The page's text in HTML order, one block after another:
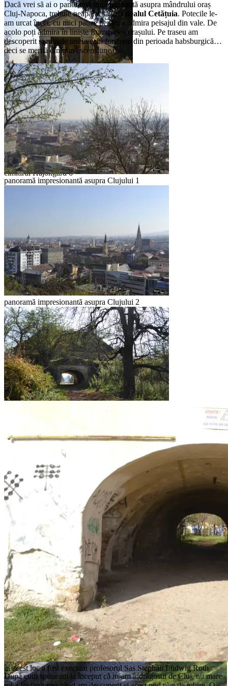
cimitirul Hajongard 3
cimitirul Hajongard 5
cimitirul Hajongard 6
Dacă vrei să ai o panoramă impresionantă asupra mândrului oraș
Cluj-Napoca, trebuie neapărat să urci
dealul Cetățuia. Potecile le-
am urcat încet, cu mici pauze pentru a admira peisajul din vale. De
acolo poți admira în liniște frumusețea orașului. Pe traseu am
descoperit și ruinele unei vechi fortărețe din perioada habsburgică…
deci se merită din plin ascensiunea!
panoramă impresionantă asupra Clujului 1
panoramă impresionantă asupra Clujului 2
în acest loc a fost executat profesorul Sas Stephan Ludwig Roth
După cum spuneam la început că m-am îndrăgostit de Cluj, nu mare